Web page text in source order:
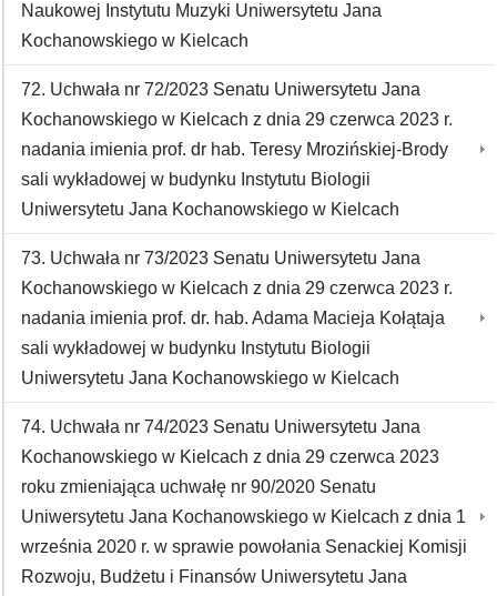
Naukowej Instytutu Muzyki Uniwersytetu Jana
Kochanowskiego w Kielcach
72. Uchwała nr 72/2023 Senatu Uniwersytetu Jana
Kochanowskiego w Kielcach z dnia 29 czerwca 2023 r.
nadania imienia prof. dr hab. Teresy Mrozińskiej-Brody
sali wykładowej w budynku Instytutu Biologii
Uniwersytetu Jana Kochanowskiego w Kielcach
73. Uchwała nr 73/2023 Senatu Uniwersytetu Jana
Kochanowskiego w Kielcach z dnia 29 czerwca 2023 r.
nadania imienia prof. dr. hab. Adama Macieja Kołątaja
sali wykładowej w budynku Instytutu Biologii
Uniwersytetu Jana Kochanowskiego w Kielcach
74. Uchwała nr 74/2023 Senatu Uniwersytetu Jana
Kochanowskiego w Kielcach z dnia 29 czerwca 2023
roku zmieniająca uchwałę nr 90/2020 Senatu
Uniwersytetu Jana Kochanowskiego w Kielcach z dnia 1
września 2020 r. w sprawie powołania Senackiej Komisji
Rozwoju, Budżetu i Finansów Uniwersytetu Jana